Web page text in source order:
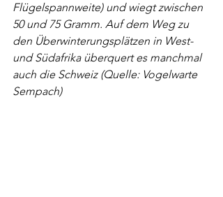
Flügelspannweite) und wiegt zwischen
50 und 75 Gramm. Auf dem Weg zu
den Überwinterungsplätzen in West-
und Südafrika überquert es manchmal
auch die Schweiz (Quelle: Vogelwarte
Sempach)